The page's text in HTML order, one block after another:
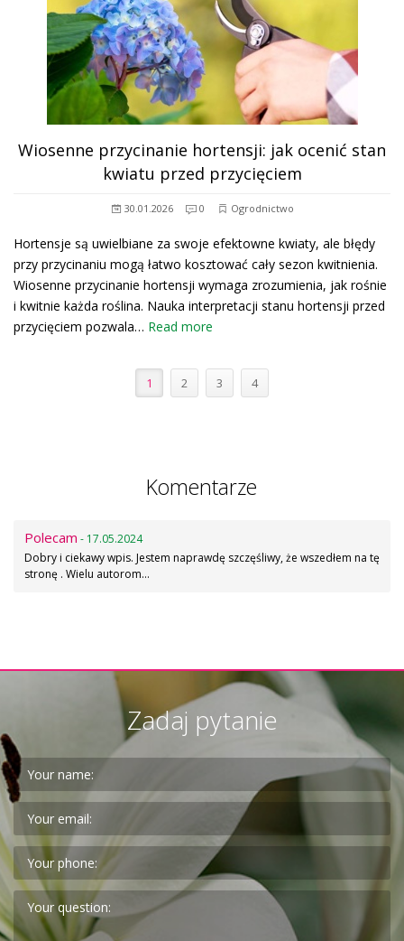
Wiosenne przycinanie hortensji: jak ocenić stan
kwiatu przed przycięciem
30.01.2026 0 Ogrodnictwo
Hortensje są uwielbiane za swoje efektowne kwiaty, ale błędy
przy przycinaniu mogą łatwo kosztować cały sezon kwitnienia.
Wiosenne przycinanie hortensji wymaga zrozumienia, jak rośnie
i kwitnie każda roślina. Nauka interpretacji stanu hortensji przed
przycięciem pozwala… Read more
1 2 3 4
Komentarze
Polecam - 17.05.2024
Dobry i ciekawy wpis. Jestem naprawdę szczęśliwy, że wszedłem na tę
stronę . Wielu autorom…
Zadaj pytanie